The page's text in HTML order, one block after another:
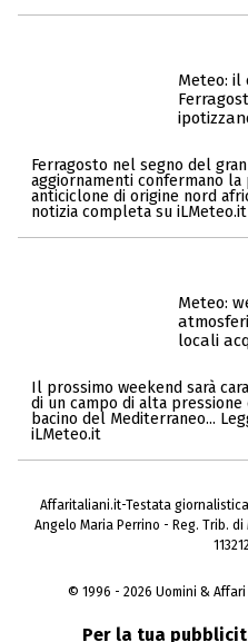
Meteo: il
Ferragosto nel segno del
aggiornamenti confermano la
anticiclone di origine nord
notizia completa su iLMeteo.it
Meteo:
locali
Il prossimo weekend sarà
di un campo di alta
bacino del Mediterraneo...
iLMeteo.it
Affaritaliani.it-Testata
Angelo Maria Perrino - Reg. Trib. di
© 1996 - 2026 Uomini &
Per la tua